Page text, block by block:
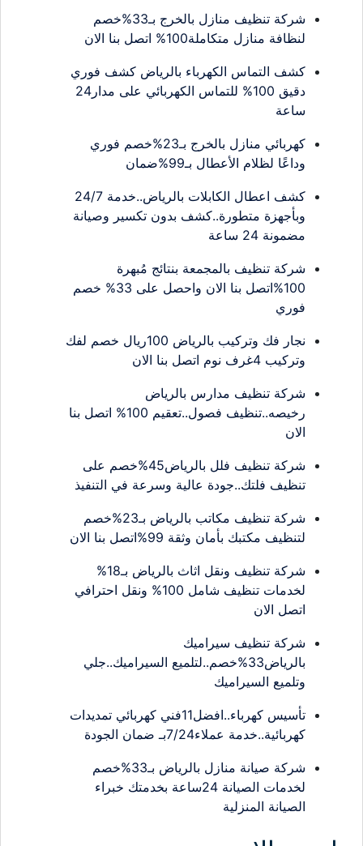
شركة تنظيف منازل بالخرج بـ33%خصم
لنظافة منازل متكاملة100% اتصل بنا الان
كشف التماس الكهرباء بالرياض كشف فوري
دقيق 100% للتماس الكهربائي على مدار24
ساعة
كهربائي منازل بالخرج بـ23%خصم فوري
وداعًا لظلام الأعطال بـ99%ضمان
كشف اعطال الكابلات بالرياض..خدمة 24/7
وبأجهزة متطورة..كشف بدون تكسير وصيانة
مضمونة 24 ساعة
شركة تنظيف بالمجمعة بنتائج مُبهرة
100%اتصل بنا الان واحصل على 33% خصم
فوري
نجار فك وتركيب بالرياض 100ريال خصم لفك
وتركيب 4غرف نوم اتصل بنا الان
شركة تنظيف مدارس بالرياض
رخيصه..تنظيف فصول..تعقيم 100% اتصل بنا
الان
شركة تنظيف فلل بالرياض45%خصم على
تنظيف فلتك..جودة عالية وسرعة في التنفيذ
شركة تنظيف مكاتب بالرياض بـ23%خصم
لتنظيف مكتبك بأمان وثقة 99%اتصل بنا الان
شركة تنظيف ونقل اثاث بالرياض بـ18%
لخدمات تنظيف شامل 100% ونقل احترافي
اتصل الان
شركة تنظيف سيراميك
بالرياض33%خصم..لتلميع السيراميك..جلي
وتلميع السيراميك
تأسيس كهرباء..افضل11فني كهربائي تمديدات
كهربائية..خدمة عملاء7/24بـ ضمان الجودة
شركة صيانة منازل بالرياض بـ33%خصم
لخدمات الصيانة 24ساعة بخدمتك خبراء
الصيانة المنزلية